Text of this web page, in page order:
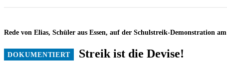
Rede von Elias, Schüler aus Essen, auf der Schulstreik-Demonstration
Streik ist die Devise!